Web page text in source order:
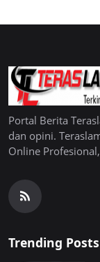
Portal Berita
dan opini.
Online
Trending Posts